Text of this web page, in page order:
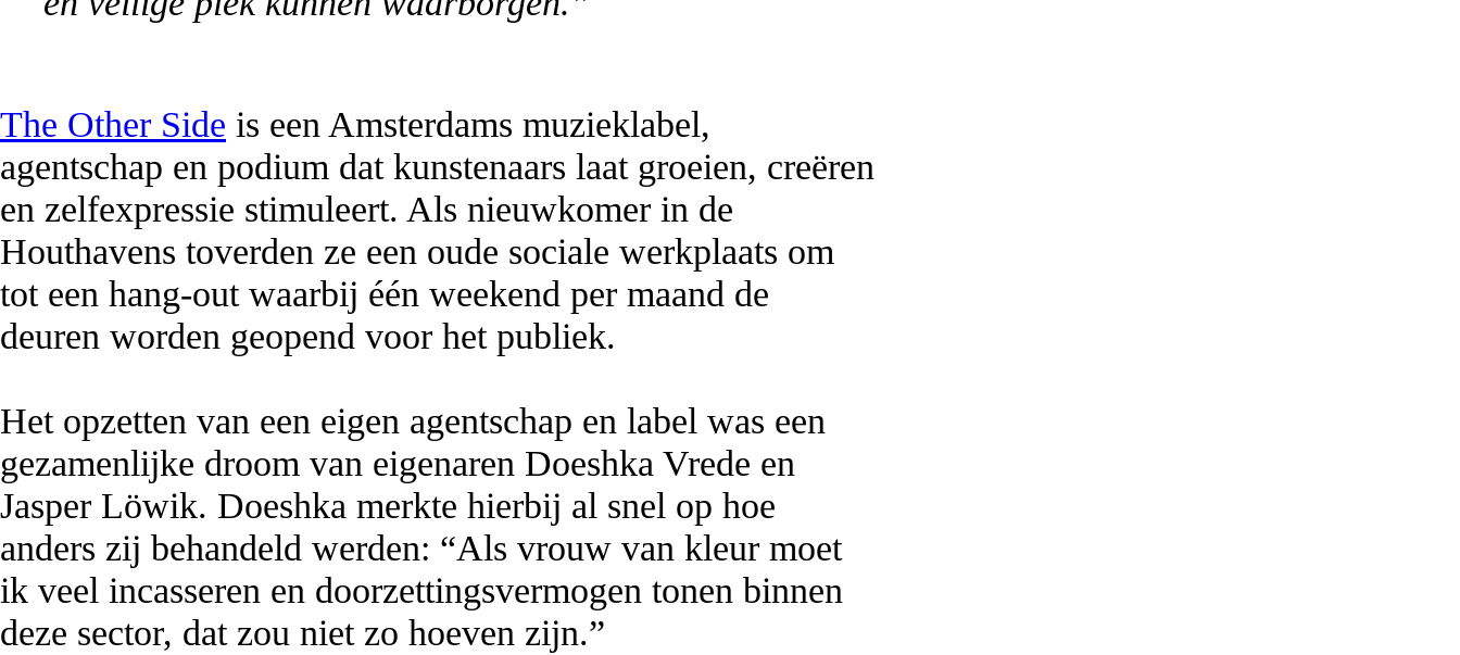
The Other Side is een Amsterdams muzieklabel,
agentschap en podium dat kunstenaars laat groeien, creëren
en zelfexpressie stimuleert. Als nieuwkomer in de
Houthavens toverden ze een oude sociale werkplaats om
tot een hang-out waarbij één weekend per maand de
deuren worden geopend voor het publiek.
Het opzetten van een eigen agentschap en label was een
gezamenlijke droom van eigenaren Doeshka Vrede en
Jasper Löwik. Doeshka merkte hierbij al snel op hoe
anders zij behandeld werden: “Als vrouw van kleur moet
ik veel incasseren en doorzettingsvermogen tonen binnen
deze sector, dat zou niet zo hoeven zijn.”